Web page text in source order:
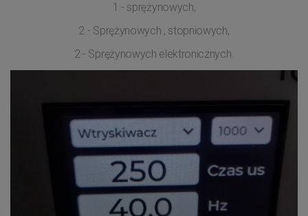
1 - sprężynowych,
2 - Sprężynowych , stopniowych,
2 - Sprężynowych elektronicznych.